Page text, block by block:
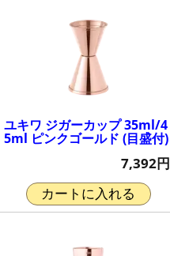
ユキワ ジガーカップ 35ml/4
5ml ピンクゴールド (目盛付)
7,392円
カートに入れる